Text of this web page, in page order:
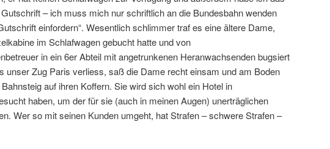
– ich muss mich nur schriftlich an die Bundesbahn wenden
einfordern“. Wesentlich schlimmer traf es eine ältere Dame,
im Schlafwagen gebucht hatte und von
in ein 6er Abteil mit angetrunkenen Heranwachsenden bugsiert
unser Zug Paris verliess, saß die Dame recht einsam und am Boden
auf ihren Koffern. Sie wird sich wohl ein Hotel in
haben, um der für sie (auch in meinen Augen) unerträglichen
Wer so mit seinen Kunden umgeht, hat Strafen – schwere Strafen –